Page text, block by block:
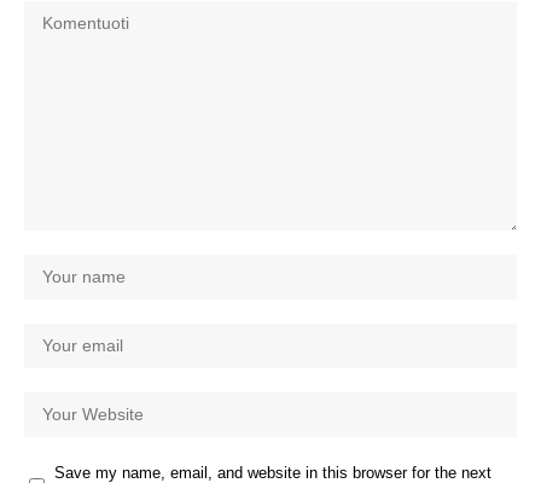
Save my name, email, and website in this browser for the next